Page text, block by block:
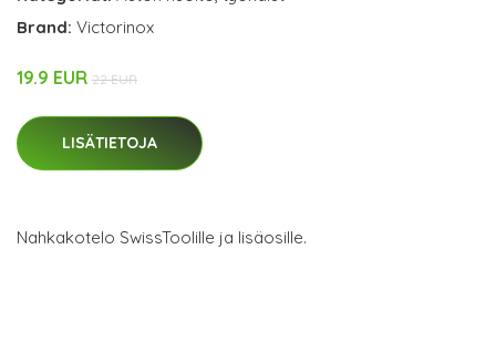
Brand: Victorinox
19.9 EUR 22 EUR
LISÄTIETOJA
Nahkakotelo SwissToolille ja lisäosille.